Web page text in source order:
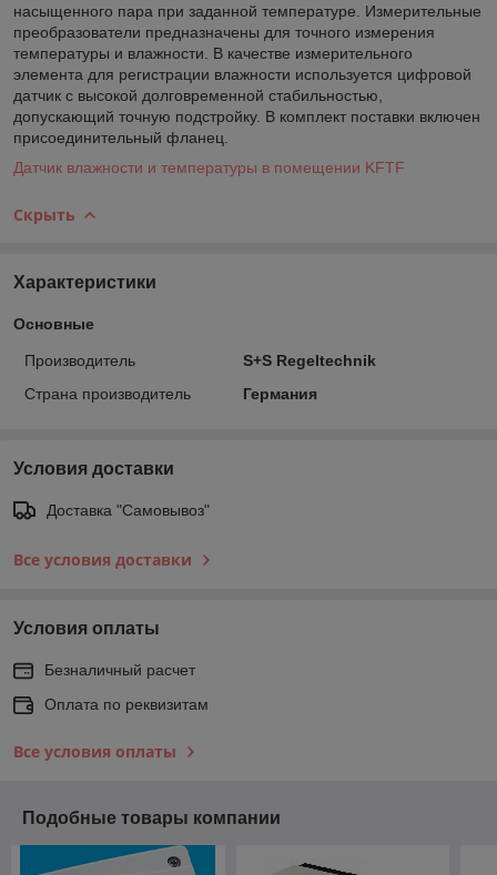
насыщенного пара при заданной температуре. Измерительные
преобразователи предназначены для точного измерения
температуры и влажности. В качестве измерительного
элемента для регистрации влажности используется цифровой
датчик с высокой долговременной стабильностью,
допускающий точную подстройку. В комплект поставки включен
присоединительный фланец.
Датчик влажности и температуры в помещении KFTF
Скрыть
Характеристики
Основные
Производитель
Ѕ+Ѕ Regeltechnik
Страна производитель
Германия
Условия доставки
Доставка "Самовывоз"
Все условия доставки
Условия оплаты
Безналичный расчет
Оплата по реквизитам
Все условия оплаты
Подобные товары компании